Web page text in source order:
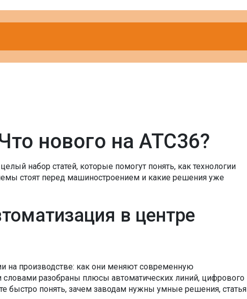
нового на АТС36?
набор статей, которые помогут понять, как технологии
стоят перед машиностроением и какие решения уже
в центре
на производстве: как они меняют современную
разобраны плюсы автоматических линий, цифрового
быстро понять, зачем заводам нужны умные решения, статья